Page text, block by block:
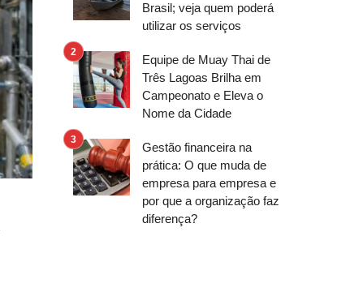
Brasil; veja quem poderá
utilizar os serviços
Equipe de Muay Thai de
Três Lagoas Brilha em
Campeonato e Eleva o
Nome da Cidade
Gestão financeira na
prática: O que muda de
empresa para empresa e
por que a organização faz
diferença?